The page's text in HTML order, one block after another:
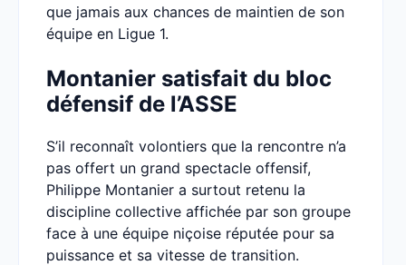
que jamais aux chances de maintien de son
équipe en Ligue 1.
Montanier satisfait du bloc
défensif de l’ASSE
S’il reconnaît volontiers que la rencontre n’a
pas offert un grand spectacle offensif,
Philippe Montanier a surtout retenu la
discipline collective affichée par son groupe
face à une équipe niçoise réputée pour sa
puissance et sa vitesse de transition.